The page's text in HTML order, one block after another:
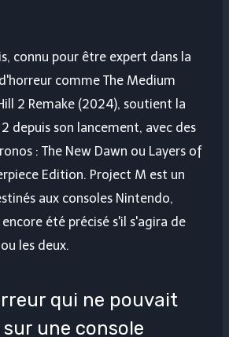
connu pour être expert dans la
comme The Medium
2 Remake (2024), soutient la
depuis son lancement, avec des
: The New Dawn ou Layers of
Edition. Project M est un
aux consoles Nintendo,
été précisé s'il s'agira de
les deux.
qui ne pouvait
une console